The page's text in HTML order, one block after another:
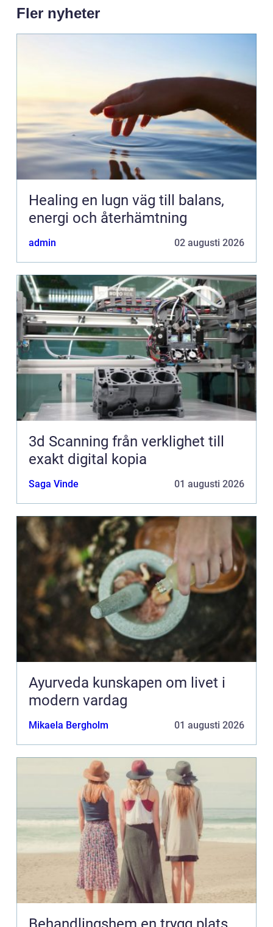
Fler nyheter
Healing en lugn väg till balans,
energi och återhämtning
admin 02 augusti 2026
3d Scanning från verklighet till
exakt digital kopia
Saga Vinde 01 augusti 2026
Ayurveda kunskapen om livet i
modern vardag
Mikaela Bergholm 01 augusti 2026